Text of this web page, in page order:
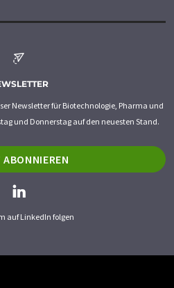
Newsletter für Biotechnologie, Pharma und
und Donnerstag auf den neuesten Stand.
auf LinkedIn folgen